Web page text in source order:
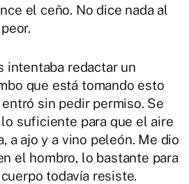
el ceño. No dice nada al
intentaba redactar un
que está tomando esto
sin pedir permiso. Se
suficiente para que el aire
a ajo y a vino peleón. Me dio
el hombro, lo bastante para
todavía resiste.